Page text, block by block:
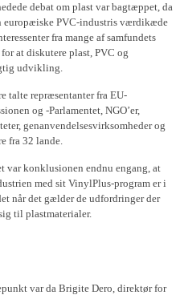
debat om plast var bagtæppet, da
europæiske PVC-industris værdikæde
fra mange af samfundets
at diskutere plast, PVC og
udvikling.
talte repræsentanter fra EU-
og -Parlamentet, NGO’er,
genanvendelsesvirksomheder og
fra 32 lande.
var konklusionen endnu engang, at
med sit VinylPlus-program er i
når det gælder de udfordringer der
til plastmaterialer.
var da Brigite Dero, direktør for